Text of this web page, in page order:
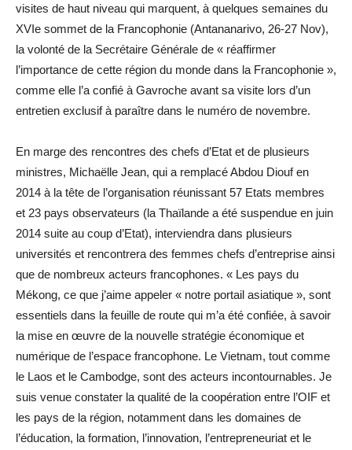
visites de haut niveau qui marquent, à quelques semaines du
XVIe sommet de la Francophonie (Antananarivo, 26-27 Nov),
la volonté de la Secrétaire Générale de « réaffirmer
l’importance de cette région du monde dans la Francophonie »,
comme elle l’a confié à Gavroche avant sa visite lors d’un
entretien exclusif à paraître dans le numéro de novembre.
En marge des rencontres des chefs d’Etat et de plusieurs
ministres, Michaëlle Jean, qui a remplacé Abdou Diouf en
2014 à la tête de l’organisation réunissant 57 Etats membres
et 23 pays observateurs (la Thaïlande a été suspendue en juin
2014 suite au coup d’Etat), interviendra dans plusieurs
universités et rencontrera des femmes chefs d’entreprise ainsi
que de nombreux acteurs francophones. « Les pays du
Mékong, ce que j’aime appeler « notre portail asiatique », sont
essentiels dans la feuille de route qui m’a été confiée, à savoir
la mise en œuvre de la nouvelle stratégie économique et
numérique de l’espace francophone. Le Vietnam, tout comme
le Laos et le Cambodge, sont des acteurs incontournables. Je
suis venue constater la qualité de la coopération entre l’OIF et
les pays de la région, notamment dans les domaines de
l’éducation, la formation, l’innovation, l’entrepreneuriat et le